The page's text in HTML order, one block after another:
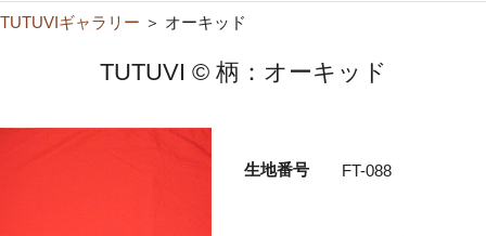
TUTUVIギャラリー ＞ オーキッド
TUTUVI © 柄：オーキッド
生地番号 FT-088